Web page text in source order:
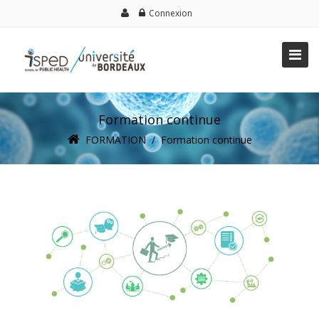
Connexion
Formation continue
FORMATION/Formation continue